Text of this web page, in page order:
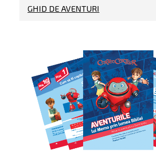
GHID DE AVENTURI